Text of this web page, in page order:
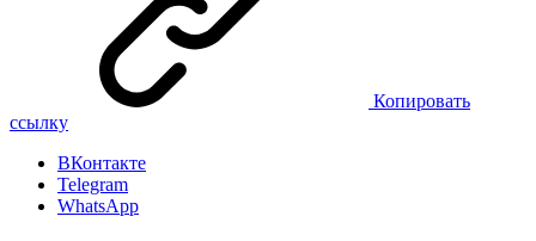
Копировать
ссылку
ВКонтакте
Telegram
WhatsApp